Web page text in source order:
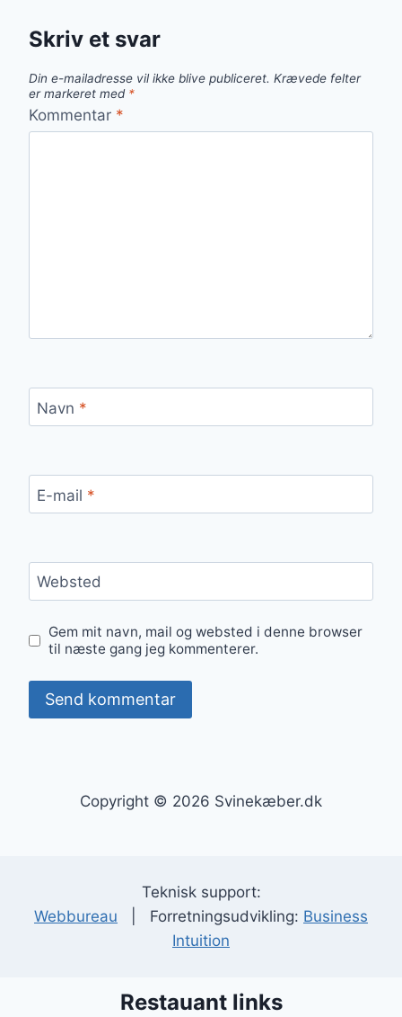
Skriv et svar
Din e-mailadresse vil ikke blive publiceret. Krævede felter
er markeret med *
Kommentar *
Navn *
E-mail *
Websted
Gem mit navn, mail og websted i denne browser
til næste gang jeg kommenterer.
Copyright © 2026 Svinekæber.dk
Teknisk support:
Webbureau | Forretningsudvikling: Business
Intuition
Restauant links